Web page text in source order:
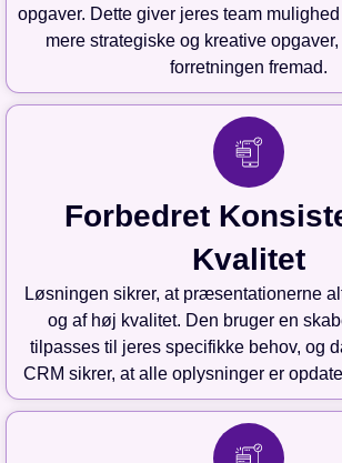
opgaver. Dette giver jeres team
mere strategiske og kreative
forretningen fremad.
Forbedret
Kvalitet
Løsningen sikrer, at præsentationerne
og af høj kvalitet. Den bruger en
tilpasses til jeres specifikke behov, og
CRM sikrer, at alle oplysninger er